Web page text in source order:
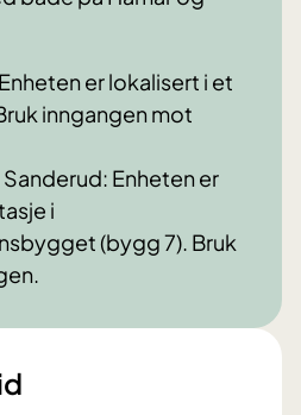
er lokalisert i et
inngangen mot
Enheten er
i
(bygg 7). Bruk